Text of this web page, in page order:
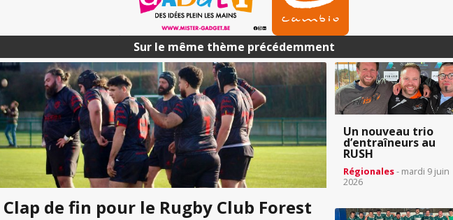
Sur le même thème précédemment
Clap de fin pour le Rugby Club Forest
Un nouveau trio
d’entraîneurs au
RUSH
Régionales- mardi 9 juin
2026